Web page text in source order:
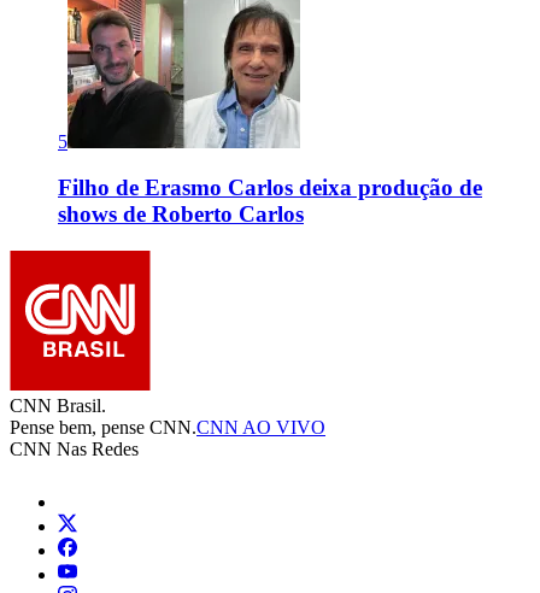
5
Filho de Erasmo Carlos deixa produção de
shows de Roberto Carlos
CNN Brasil.
Pense bem, pense CNN.CNN AO VIVO
CNN Nas Redes